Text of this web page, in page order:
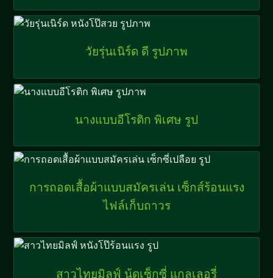
วัยรุ่นเนิร์ด ดี รูปภาพ
นางแบบอีโรติก พิเศษ รูป
การถอดเสื้อผ้าแบบสมัครเล่น เซ็กส์ร้อนแรง
ไฟล์เก็บถาวร
สาวไทยมิลฟ์ นู้ดเซ็กซี่ แกลเลอรี่